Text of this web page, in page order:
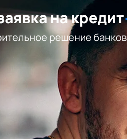
на кредит
решение